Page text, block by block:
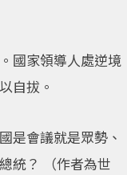
國家領導人處逆境
自拔。
是會議就是眾勢、
統？ （作者為世